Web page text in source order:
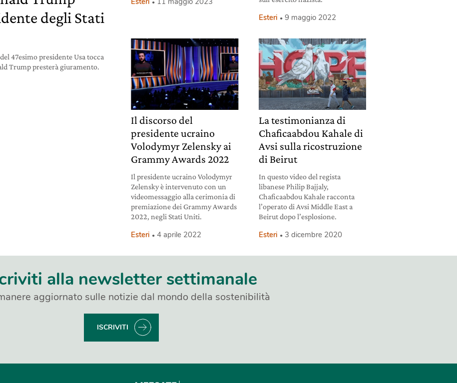
degli Stati
47esimo presidente Usa tocca
Trump presterà giuramento.
Esteri 9 maggio 2022
Il discorso del
presidente ucraino
Volodymyr Zelensky ai
Grammy Awards 2022
Il presidente ucraino Volodymyr
Zelensky è intervenuto con un
videomessaggio alla cerimonia di
premiazione dei Grammy Awards
2022, negli Stati Uniti.
Esteri 4 aprile 2022
La testimonianza di
Chaficaabdou Kahale di
Avsi sulla ricostruzione
di Beirut
In questo video del regista
libanese Philip Bajjaly,
Chaficaabdou Kahale racconta
l’operato di Avsi Middle East a
Beirut dopo l’esplosione.
Esteri 3 dicembre 2020
alla newsletter settimanale
aggiornato sulle notizie dal mondo della sostenibilità
ISCRIVITI